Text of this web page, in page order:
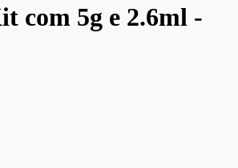
com 5g e 2.6ml -